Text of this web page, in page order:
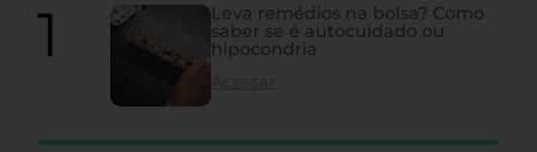
Leva remédios na bolsa? Como
saber se é autocuidado ou
hipocondria